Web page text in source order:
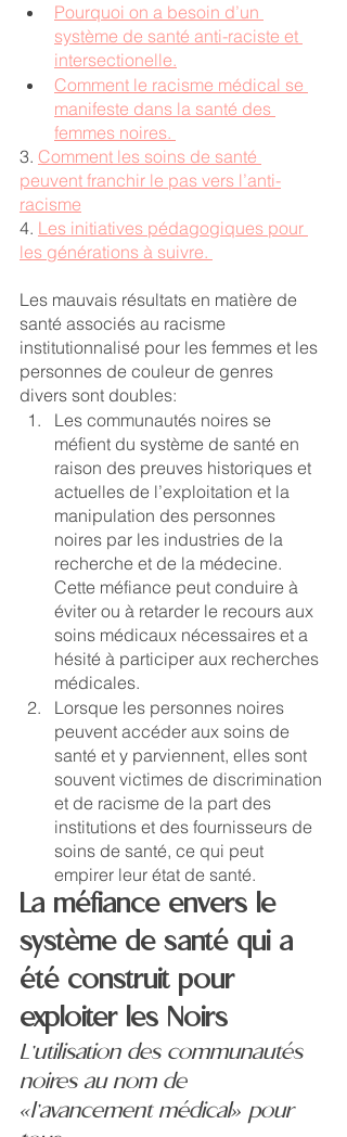
Pourquoi on a besoin d’un
système de santé anti-raciste et
intersectionelle.
Comment le racisme médical se
manifeste dans la santé des
femmes noires.
3. Comment les soins de santé
peuvent franchir le pas vers l’anti-
racisme
4. Les initiatives pédagogiques pour
les générations à suivre.
Les mauvais résultats en matière de
santé associés au racisme
institutionnalisé pour les femmes et les
personnes de couleur de genres
divers sont doubles:
Les communautés noires se
méfient du système de santé en
raison des preuves historiques et
actuelles de l’exploitation et la
manipulation des personnes
noires par les industries de la
recherche et de la médecine.
Cette méfiance peut conduire à
éviter ou à retarder le recours aux
soins médicaux nécessaires et a
hésité à participer aux recherches
médicales.
Lorsque les personnes noires
peuvent accéder aux soins de
santé et y parviennent, elles sont
souvent victimes de discrimination
et de racisme de la part des
institutions et des fournisseurs de
soins de santé, ce qui peut
empirer leur état de santé.
La méfiance envers le
système de santé qui a
été construit pour
exploiter les Noirs
L’utilisation des communautés
noires au nom de
«l’avancement médical» pour